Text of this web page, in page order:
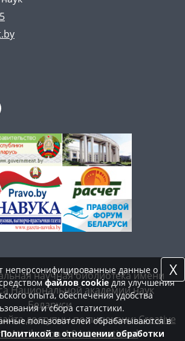
научная библиотека имени
Национальной академии наук
Беларуси
доступны по лицензии:Creative
Attribution 4.0 International
неперсонифицированные данные о
файлов cookieдля улучшения
опыта, обеспечения удобства
и сбора статистики.
пользователей обрабатываются в
Политикой в отношении обработки
X